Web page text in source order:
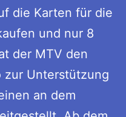
die Karten für die
und nur 8
der MTV den
zur Unterstützung
an dem